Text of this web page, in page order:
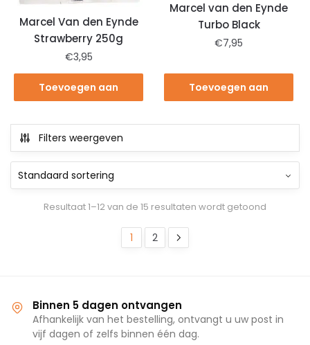
Marcel Van den Eynde
Strawberry 250g
€3,95
Toevoegen aan
Marcel van den Eynde
Turbo Black
€7,95
Toevoegen aan
Filters weergeven
Resultaat 1–12 van de 15 resultaten wordt getoond
1 2
Binnen 5 dagen ontvangen
Afhankelijk van het bestelling, ontvangt u uw post in
vijf dagen of zelfs binnen één dag.